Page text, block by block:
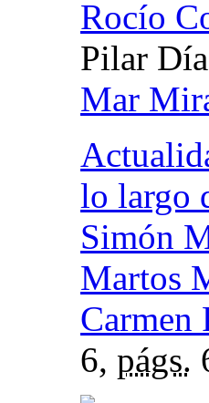
Rocío
Pilar
Mar
lo largo
Simón
Martos
Carmen
6, págs.